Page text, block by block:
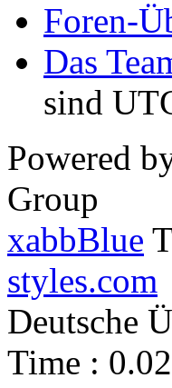
Foren-
Das
sind
Powered
Group
xabbBlue
styles.com
Deutsche
Time :